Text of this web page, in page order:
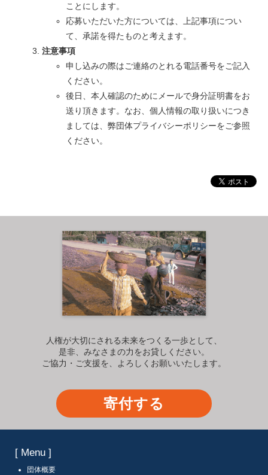
ことにします。
応募いただいた方については、上記事項につい
て、承諾を得たものと考えます。
注意事項
申し込みの際はご連絡のとれる電話番号をご記入
ください。
後日、本人確認のためにメールで身分証明書をお
送り頂きます。なお、個人情報の取り扱いにつき
ましては、弊団体プライバシーポリシーをご参照
ください。
人権が大切にされる未来をつくる一歩として、
是非、みなさまの力をお貸しください。
ご協力・ご支援を、よろしくお願いいたします。
寄付する
[ Menu ]
団体概要